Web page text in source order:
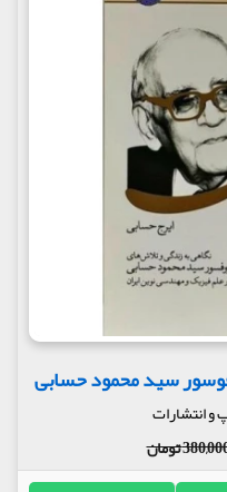
سید محمود حسابی
و انتشارات
تومان